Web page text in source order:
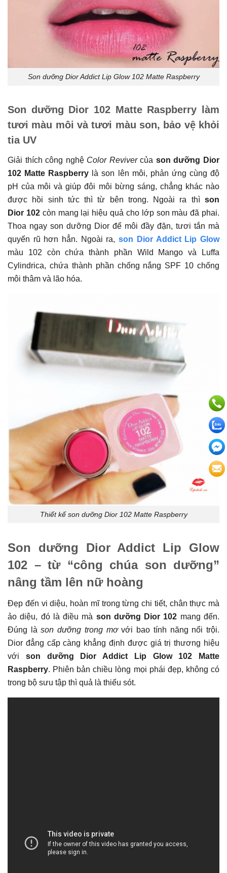
Son dưỡng Dior Addict Lip Glow 102 Matte Raspberry
Son dưỡng Dior 102 Matte Raspberry làm
tươi màu môi và tươi màu son, bảo vệ khỏi
tia UV
Giải thích công nghệ Color Revivercủa son dưỡng Dior
102 Matte Raspberry là son lên môi, phản ứng cùng độ
pH của môi và giúp đôi môi bừng sáng, chẳng khác nào
được hồi sinh tức thì từ bên trong. Ngoài ra thì son
Dior 102còn mang lại hiệu quả cho lớp son màu đã phai.
Thoa ngay son dưỡng Dior để môi đầy đặn, tươi tắn mà
quyến rũ hơn hẳn. Ngoài ra,son Dior Addict Lip Glow
màu 102 còn chứa thành phần Wild Mango và Luffa
Cylindrica, chứa thành phần chống nắng SPF 10 chống
môi thâm và lão hóa.
Thiết kế son dưỡng Dior 102 Matte Raspberry
Son dưỡng Dior Addict Lip Glow
102 – từ “công chúa son dưỡng”
nâng tầm lên nữ hoàng
Đẹp đến vi diệu, hoàn mĩ trong từng chi tiết, chân thực mà
ảo diệu, đó là điều mà son dưỡng Dior 102 mang đến.
Đúng làson dưỡng trong mơvới bao tính năng nổi trội.
Dior đẳng cấp càng khẳng định được giá trị thương hiệu
với son dưỡng Dior Addict Lip Glow 102 Matte
Raspberry. Phiên bản chiều lòng mọi phái đẹp, không có
trong bộ sưu tập thì quả là thiếu sót.